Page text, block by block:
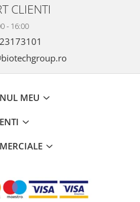
CLIENTI
- 16:00
MEU